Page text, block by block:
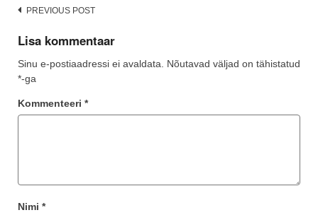
Post
navigation
PREVIOUS POST
Lisa kommentaar
Sinu e-postiaadressi ei avaldata. Nõutavad väljad on tähistatud
*-ga
Kommenteeri *
Nimi *